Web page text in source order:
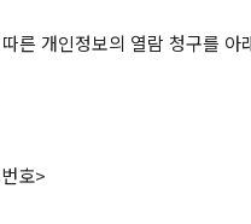
른 개인정보의 열람 청구를
호>